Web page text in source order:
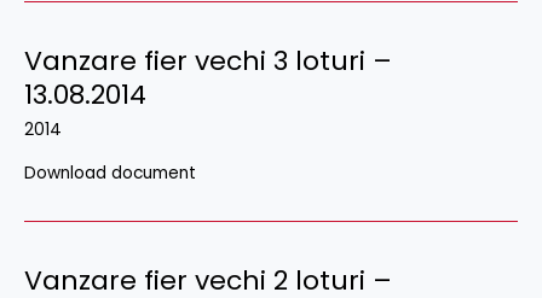
Vanzare fier vechi 3 loturi –
13.08.2014
2014
Download document
Vanzare fier vechi 2 loturi –